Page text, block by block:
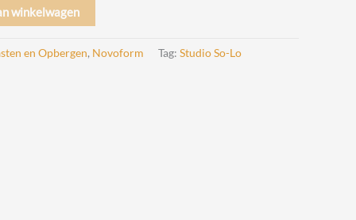
winkelwagen
en Opbergen, Novoform Tag: Studio So-Lo